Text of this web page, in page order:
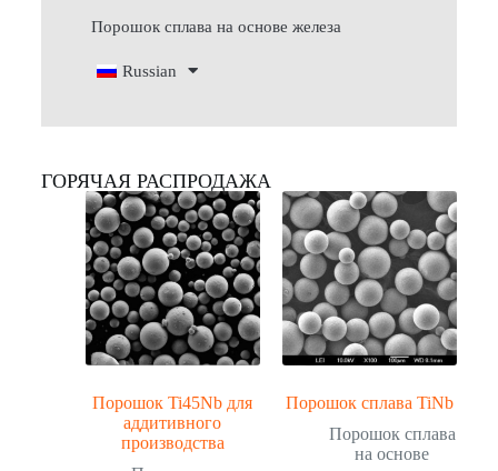
Порошок сплава на основе железа
Russian
ГОРЯЧАЯ РАСПРОДАЖА
Порошок Ti45Nb для
аддитивного
производства
Порошок сплава TiNb
Порошок сплава
на основе